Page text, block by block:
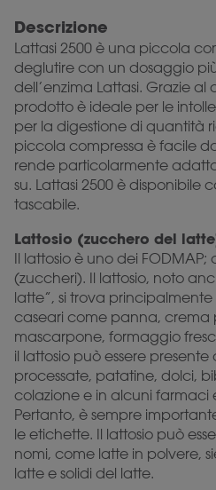
Descrizione
Lattasi 2500 è una piccola
deglutire con un dosaggio
dell’enzima Lattasi. Grazie
prodotto è ideale per le
per la digestione di quantità
piccola compressa è facile
rende particolarmente
su. Lattasi 2500 è disponibile
tascabile.
Lattosio (zucchero del
Il lattosio è uno dei
(zuccheri). Il lattosio, noto
latte”, si trova
caseari come panna, crema
mascarpone, formaggio
il lattosio può essere
processate, patatine, dolci,
colazione e in alcuni farmaci
Pertanto, è sempre
le etichette. Il lattosio può
nomi, come latte in polvere,
latte e solidi del latte.